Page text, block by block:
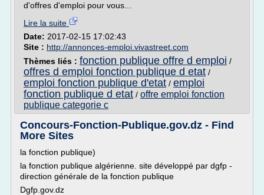
d'offres d'emploi pour vous...
Lire la suite
Date: 2017-02-15 17:02:43
Site : http://annonces-emploi.vivastreet.com
Thèmes liés : fonction publique offre d emploi /
offres d emploi fonction publique d etat /
emploi fonction publique d'etat / emploi
fonction publique d etat / offre emploi fonction
publique categorie c
Concours-Fonction-Publique.gov.dz - Find
More Sites
la fonction publique)
la fonction publique algérienne. site développé par dgfp -
direction générale de la fonction publique
Dgfp.gov.dz